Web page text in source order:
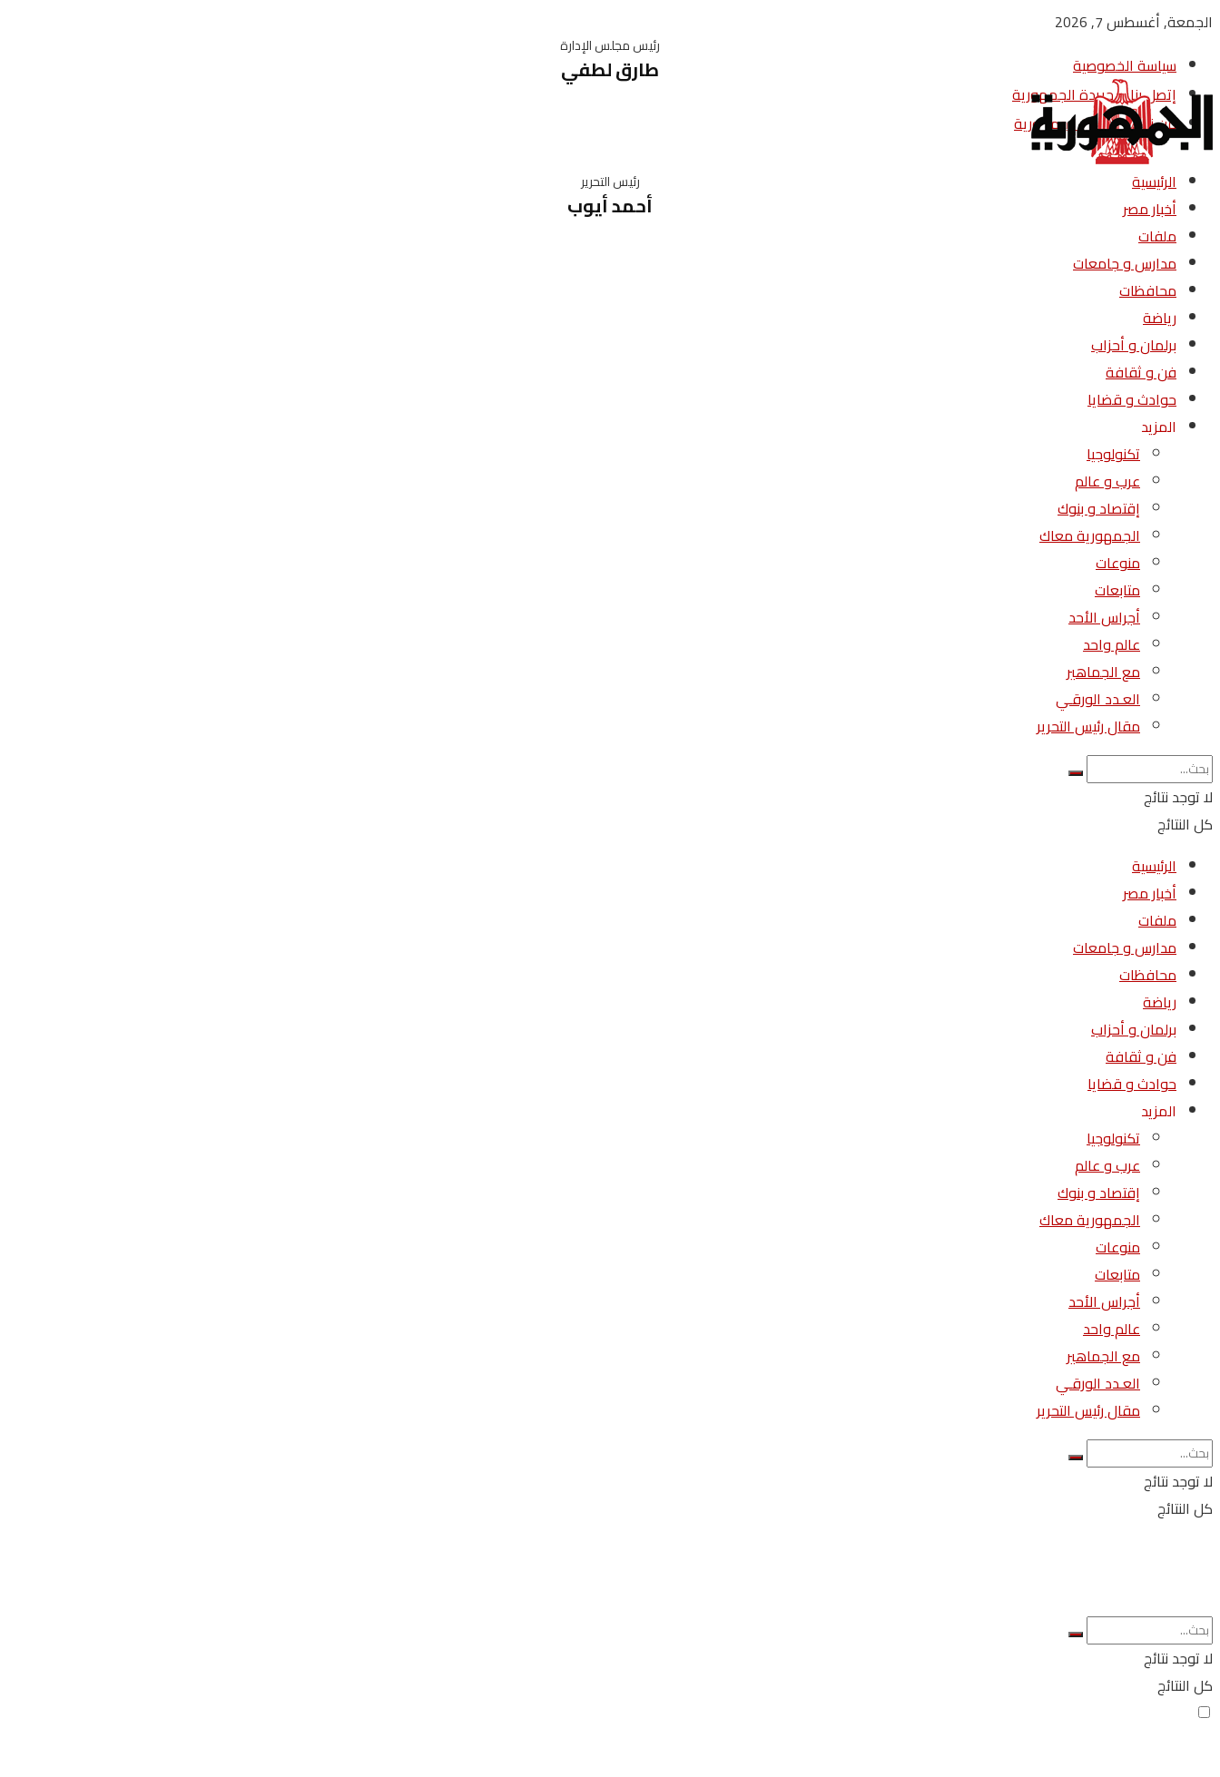
الجمعة, أغسطس 7, 2026
سياسة الخصوصية
إتصل بنا – جريدة الجمهورية
من نحن – جريدة الجمهورية
رئيس مجلس الإدارة
طارق لطفي
رئيس التحرير
أحمد أيوب
الرئيسية
أخبار مصر
ملفات
مدارس و جامعات
محافظات
رياضة
برلمان و أحزاب
فن و ثقافة
حوادث و قضايا
المزيد
تكنولوجيا
عرب و عالم
إقتصاد و بنوك
الجمهورية معاك
منوعات
متابعات
أجراس الأحد
عالم واحد
مع الجماهير
العـدد الورقـي
مقال رئيس التحرير
لا توجد نتائج
كل النتائج
الرئيسية
أخبار مصر
ملفات
مدارس و جامعات
محافظات
رياضة
برلمان و أحزاب
فن و ثقافة
حوادث و قضايا
المزيد
تكنولوجيا
عرب و عالم
إقتصاد و بنوك
الجمهورية معاك
منوعات
متابعات
أجراس الأحد
عالم واحد
مع الجماهير
العـدد الورقـي
مقال رئيس التحرير
لا توجد نتائج
كل النتائج
لا توجد نتائج
كل النتائج